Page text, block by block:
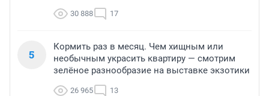
30 888 17
5
Кормить раз в месяц. Чем хищным или
необычным украсить квартиру — смотрим
зелёное разнообразие на выставке экзотики
26 965 13